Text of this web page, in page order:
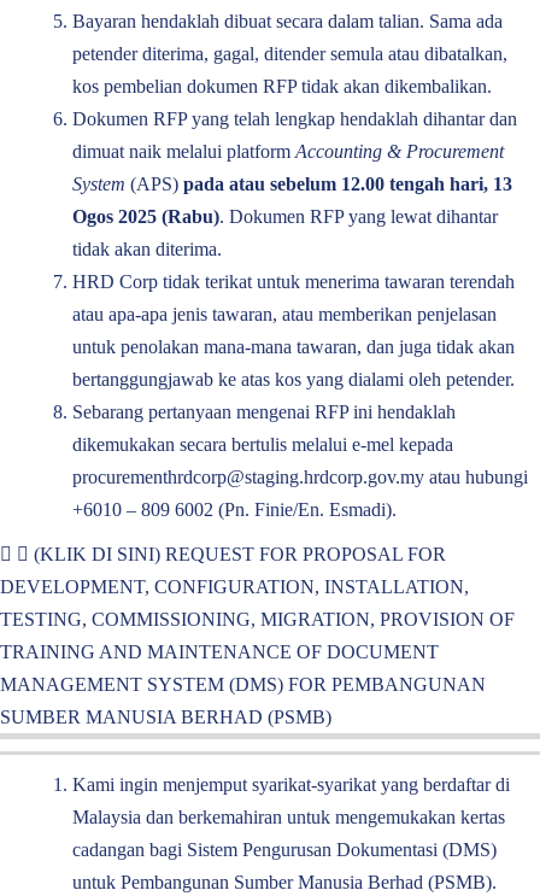
Bayaran hendaklah dibuat secara dalam talian. Sama ada
petender diterima, gagal, ditender semula atau dibatalkan,
kos pembelian dokumen RFP tidak akan dikembalikan.
Dokumen RFP yang telah lengkap hendaklah dihantar dan
dimuat naik melalui platform Accounting & Procurement
System (APS) pada atau sebelum 12.00 tengah hari, 13
Ogos 2025 (Rabu). Dokumen RFP yang lewat dihantar
tidak akan diterima.
HRD Corp tidak terikat untuk menerima tawaran terendah
atau apa-apa jenis tawaran, atau memberikan penjelasan
untuk penolakan mana-mana tawaran, dan juga tidak akan
bertanggungjawab ke atas kos yang dialami oleh petender.
Sebarang pertanyaan mengenai RFP ini hendaklah
dikemukakan secara bertulis melalui e-mel kepada
procurementhrdcorp@staging.hrdcorp.gov.my atau hubungi
+6010 – 809 6002 (Pn. Finie/En. Esmadi).
(KLIK DI SINI) REQUEST FOR PROPOSAL FOR
DEVELOPMENT, CONFIGURATION, INSTALLATION,
TESTING, COMMISSIONING, MIGRATION, PROVISION OF
TRAINING AND MAINTENANCE OF DOCUMENT
MANAGEMENT SYSTEM (DMS) FOR PEMBANGUNAN
SUMBER MANUSIA BERHAD (PSMB)
Kami ingin menjemput syarikat-syarikat yang berdaftar di
Malaysia dan berkemahiran untuk mengemukakan kertas
cadangan bagi Sistem Pengurusan Dokumentasi (DMS)
untuk Pembangunan Sumber Manusia Berhad (PSMB).